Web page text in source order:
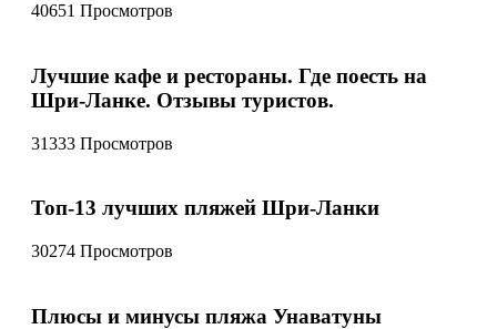
40651 Просмотров
Лучшие кафе и рестораны. Где поесть на
Шри-Ланке. Отзывы туристов.
31333 Просмотров
Топ-13 лучших пляжей Шри-Ланки
30274 Просмотров
Плюсы и минусы пляжа Унаватуны